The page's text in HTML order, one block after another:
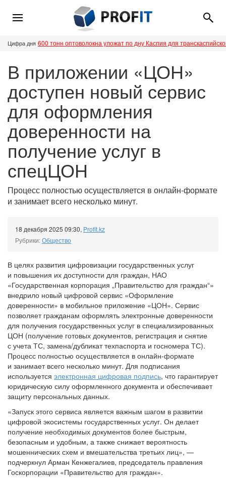
Цифра дня 600 тонн оптоволокна уложат по дну Каспия для
В приложении «ЦОН»
доступен новый сервис
для оформления
доверенности на
получение услуг в
спецЦОН
Процесс полностью осуществляется в онлайн-формате
и занимает всего несколько минут.
18 декабря 2025 09:30, Profit.kz
Рубрики:Общество
В целях развития цифровизации государственных услуг
и повышения их доступности для граждан, НАО
«Государственная корпорация „Правительство для граждан“»
внедрило новый цифровой сервис «Оформление
доверенности» в мобильное приложение «ЦОН». Сервис
позволяет гражданам оформлять электронные доверенности
для получения государственных услуг в специализированных
ЦОН (получение готовых документов, регистрация и снятие
с учета ТС, замена/дубликат техпаспорта и госномера ТС).
Процесс полностью осуществляется в онлайн-формате
и занимает всего несколько минут. Для подписания
используется электронная цифровая подпись, что гарантирует
юридическую силу оформленного документа и обеспечивает
защиту персональных данных.
«Запуск этого сервиса является важным шагом в развитии
цифровой экосистемы государственных услуг. Он делает
получение необходимых документов более быстрым,
безопасным и удобным, а также снижает вероятность
мошеннических схем и вмешательства третьих лиц», —
подчеркнул Арман Кенжегалиев, председатель правления
Госкорпорации «Правительство для граждан».